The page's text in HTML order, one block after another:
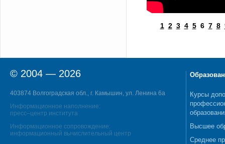
1 2 3 4 5 6 7 8
© 2004 — 2026
403874 Волгоградская обл., г. Камышин, ул. Ленина 6а
Информационное наполнение:
пресс–центр института
Информационное сопровождение:
информационный вычислительный центр
Курсы
Высшее
Среднее